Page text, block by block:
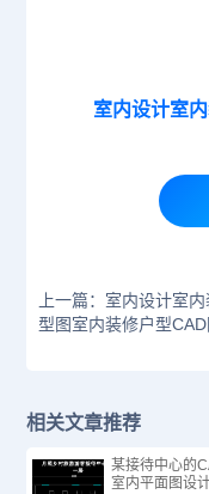
室内设计室
上一篇：室内设计室
型图室内装修户型
相关文章推荐
某接待中心的
室内平面图设